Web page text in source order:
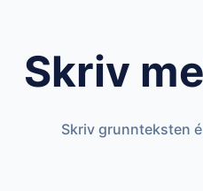
Skriv
Skriv grunnteksten